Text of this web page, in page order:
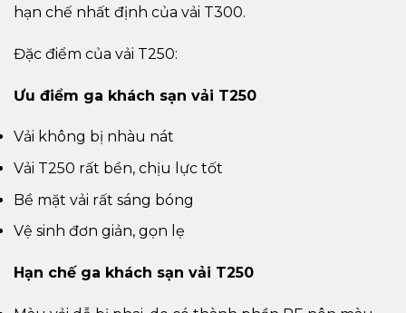
hạn chế nhất định của vải T300.
Đặc điểm của vải T250:
Ưu điểm ga khách sạn vải T250
Vải không bị nhàu nát
Vải T250 rất bền, chịu lực tốt
Bề mặt vải rất sáng bóng
Vệ sinh đơn giản, gọn lẹ
Hạn chế ga khách sạn vải T250